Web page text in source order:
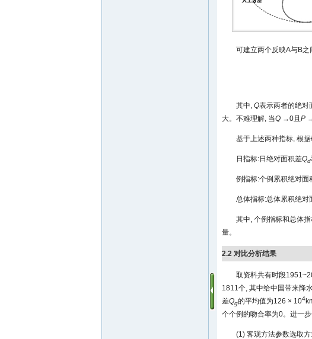
可建立两个反映A与B
其中, Q表示两者的绝对
大。不难理解, 当Q →0且 P
基于上述两种指标, 根
日指标:日绝对面积差Qd
例指标:个例累积绝对面
总体指标:总体累积绝对
其中, 个例指标和总体指
量。
2.2 对比分析结果
取资料共有时段
1811个, 其中给中国带来降
差Qg的平均值为126 × 104
个个例的吻合率为0。进一
(1) 客观方法参数选取